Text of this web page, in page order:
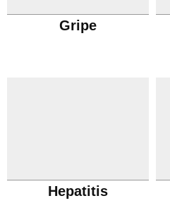
Gripe
Hepatitis